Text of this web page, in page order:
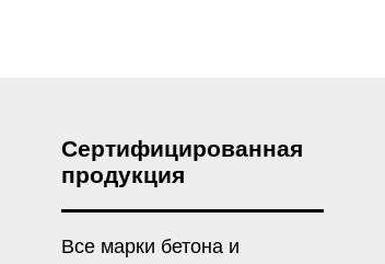
Сертифицированная
продукция
Все марки бетона и